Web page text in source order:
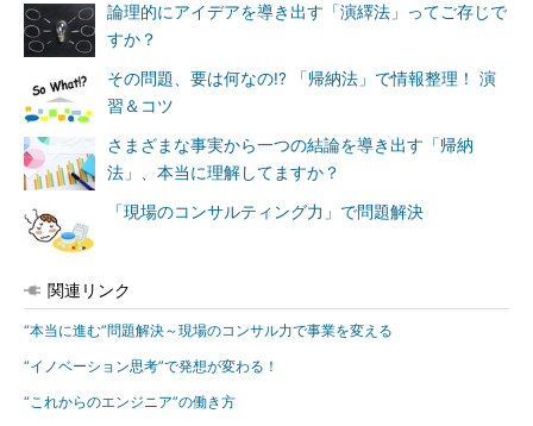
論理的にアイデアを導き出す「演繹法」ってご存じで
すか？
その問題、要は何なの!? 「帰納法」で情報整理！ 演
習＆コツ
さまざまな事実から一つの結論を導き出す「帰納
法」、本当に理解してますか？
「現場のコンサルティング力」で問題解決
関連リンク
“本当に進む”問題解決～現場のコンサル力で事業を変える
“イノベーション思考”で発想が変わる！
“これからのエンジニア”の働き方